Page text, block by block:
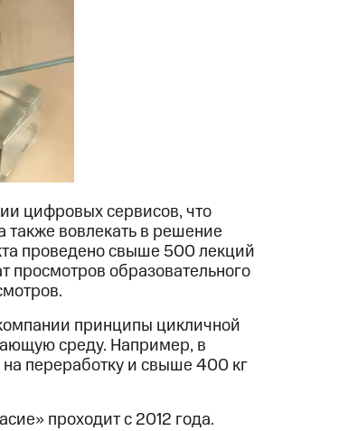
цифровых сервисов, что
также вовлекать в решение
проведено свыше 500 лекций
просмотров образовательного
принципы цикличной
среду. Например, в
переработку и свыше 400 кг
проходит с 2012 года.